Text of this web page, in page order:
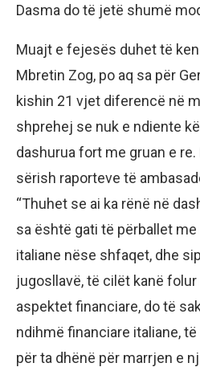
Dasma do të jetë shumë
Muajt e fejesës duhet të
Mbretin Zog, po aq sa për
kishin 21 vjet diferencë në
shprehej se nuk e ndiente
dashurua fort me gruan e
sërish raporteve të
“Thuhet se ai ka rënë në
sa është gati të përballet
italiane nëse shfaqet, dhe
jugosllavë, të cilët kanë
aspektet financiare, do të
ndihmë financiare italiane,
për ta dhënë për marrjen e